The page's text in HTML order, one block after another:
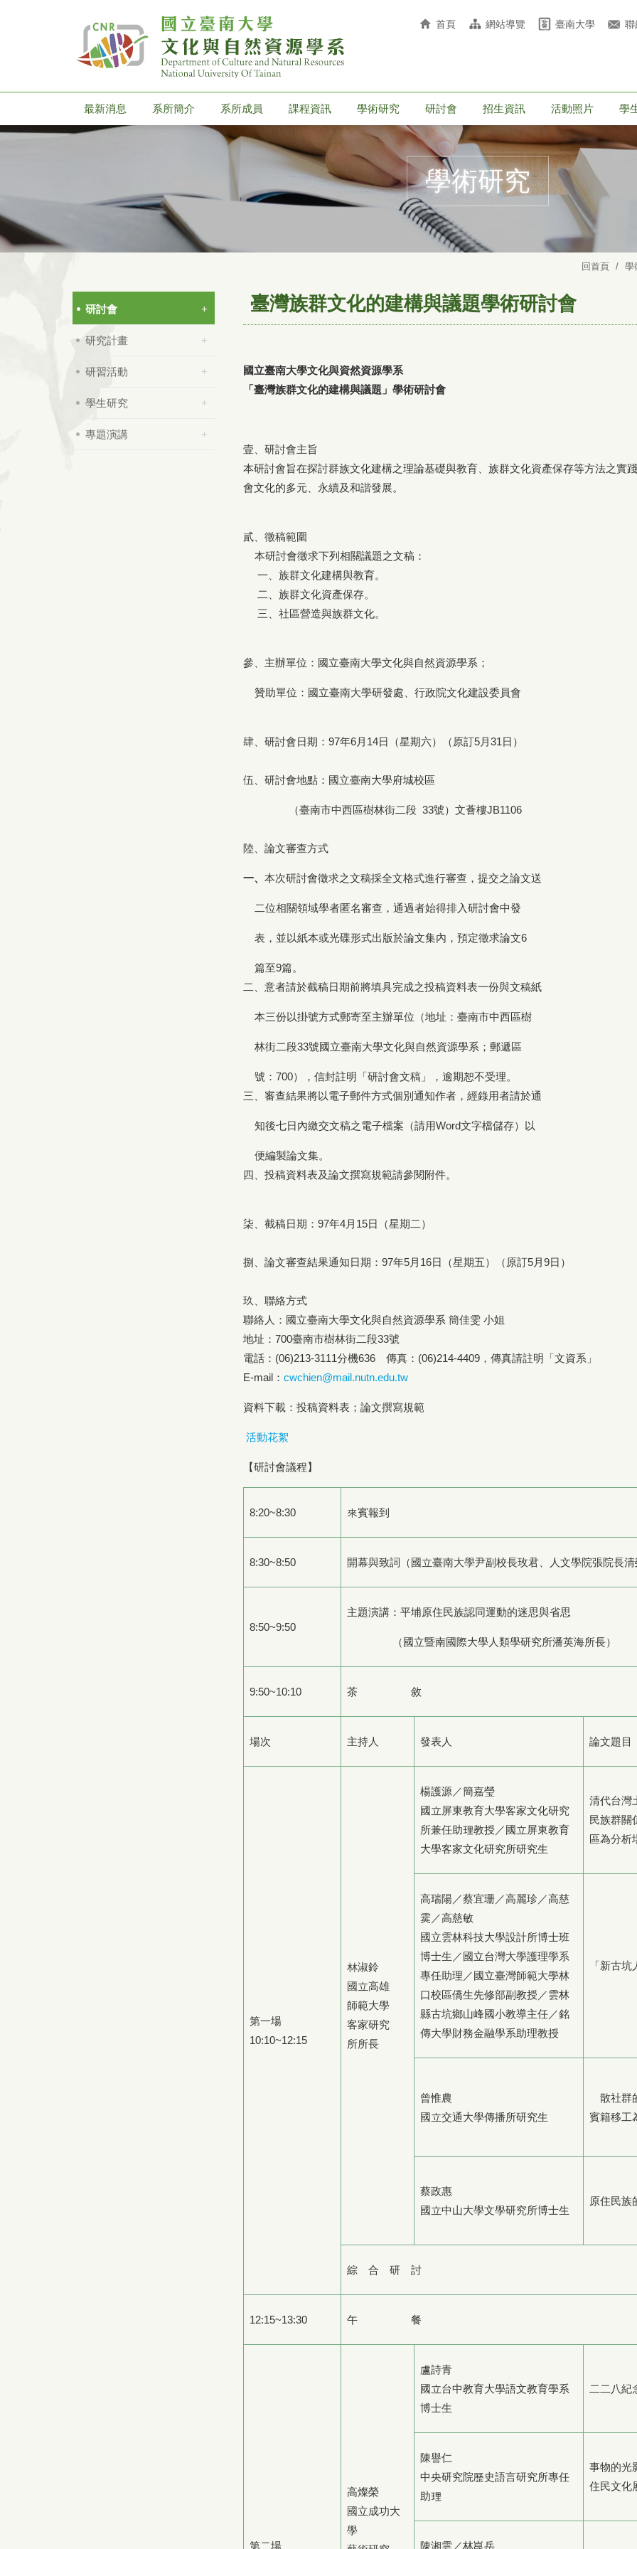
首頁 網站導覽 臺南大學 聯
最新消息 系所簡介 系所成員 課程資訊 學術研究 研討會 招生資訊 活動照片 學
學術研究
回首頁 學
臺灣族群文化的建構與議題學術研討會
國立臺南大學文化與資然資源學系
「臺灣族群文化的建構與議題」學術研討會
壹、研討會主旨
本研討會旨在探討群族文化建構之理論基礎與教育、族群文化資產保存等方法之實
會文化的多元、永續及和諧發展。
貳、徵稿範圍
本研討會徵求下列相關議題之文稿：
一、族群文化建構與教育。
二、族群文化資產保存。
三、社區營造與族群文化。
參、主辦單位：國立臺南大學文化與自然資源學系；
贊助單位：國立臺南大學研發處、行政院文化建設委員會
肆、研討會日期：97年6月14日（星期六）（原訂5月31日）
伍、研討會地點：國立臺南大學府城校區
（臺南市中西區樹林街二段 33號）文薈樓JB1106
陸、論文審查方式
一、 本次研討會徵求之文稿採全文格式進行審查，提交之論文送
二位相關領域學者匿名審查，通過者始得排入研討會中發
表，並以紙本或光碟形式出版於論文集內，預定徵求論文6
篇至9篇。
二、意者請於截稿日期前將填具完成之投稿資料表一份與文稿紙
本三份以掛號方式郵寄至主辦單位（地址：臺南市中西區樹
林街二段33號國立臺南大學文化與自然資源學系；郵遞區
號：700），信封註明「研討會文稿」，逾期恕不受理。
三、審查結果將以電子郵件方式個別通知作者，經錄用者請於通
知後七日內繳交文稿之電子檔案（請用Word文字檔儲存）以
便編製論文集。
四、投稿資料表及論文撰寫規範請參閱附件。
柒、截稿日期：97年4月15日（星期二）
捌、論文審查結果通知日期：97年5月16日（星期五）（原訂5月9日）
玖、聯絡方式
聯絡人：國立臺南大學文化與自然資源學系 簡佳雯 小姐
地址：700臺南市樹林街二段33號
電話：(06)213-3111分機636 傳真：(06)214-4409，傳真請註明「文資系」
E-mail： cwchien@mail.nutn.edu.tw
資料下載：投稿資料表；論文撰寫規範
活動花絮
【研討會議程】
8:20~8:30 來賓報到
8:30~8:50 開幕與致詞（國立臺南大學尹副校長玫君、人文學院張院長
8:50~9:50
主題演講：平埔原住民族認同運動的迷思與省思
（國立暨南國際大學人類學研究所潘英海所長）
9:50~10:10 茶 敘
場次 主持人 發表人 論文題目
第一場
10:10~12:15
林淑鈴
國立高雄
師範大學
客家研究
所所長
楊護源／簡嘉瑩
國立屏東教育大學客家文化研究
所兼任助理教授／國立屏東教育
大學客家文化研究所研究生
清代台灣
民族群關
區為分析
高瑞陽／蔡宜珊／高麗珍／高慈
霙／高慈敏
國立雲林科技大學設計所博士班
博士生／國立台灣大學護理學系
專任助理／國立臺灣師範大學林
口校區僑生先修部副教授／雲林
縣古坑鄉山峰國小教導主任／銘
傳大學財務金融學系助理教授
「新古
曾惟農
國立交通大學傳播所研究生
離散社
賓籍移工
蔡政惠
國立中山大學文學研究所博士生
原住民族
綜 合 研 討
12:15~13:30 午 餐
第二場
高燦榮
國立成功大
學
盧詩青
國立台中教育大學語文教育學系
博士生
二二八紀
陳譽仁
中央研究院歷史語言研究所專任
助理
事物的光
住民文化
陳湘雲／林崑岳
研討會
研究計畫
研習活動
學生研究
專題演講